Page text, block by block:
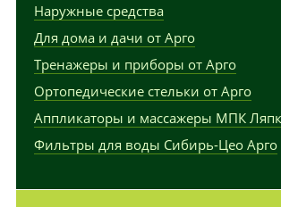
Наружные средства
Для дома и дачи от Арго
Тренажеры и приборы от Арго
Ортопедические стельки от Арго
Аппликаторы и массажеры МПК
Фильтры для воды Сибирь-Цео Арго